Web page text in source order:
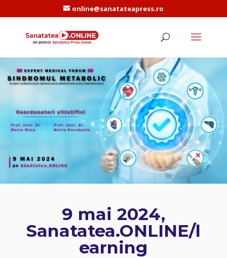
online@sanatateapress.ro
9 mai 2024,
Sanatatea.ONLINE/l
earning